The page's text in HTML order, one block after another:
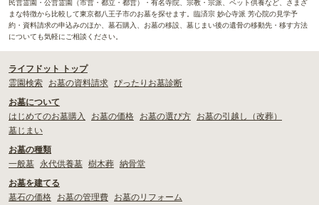
民営霊園・公営霊園（市営・都立・都営）・有名寺院、宗教・宗派、ペット供養など、さまざ
まな特徴から比較して東京都八王子市のお墓を探せます。臨済宗 妙心寺派 芳心院の見学予
約・資料請求の申込みのほか、墓石購入、お墓の移設、墓じまい後の遺骨の移動先・移す方法
についても気軽にご相談ください。
ライフドット トップ
霊園検索
お墓の資料請求 ぴったりお墓診断
お墓について
はじめてのお墓購入
お墓の価格 お墓の選び方
お墓の引越し（改葬）
墓じまい
お墓の種類
一般墓
永代供養墓 樹木葬 納骨堂
お墓を建てる
墓石の価格
お墓の管理費
お墓のリフォーム